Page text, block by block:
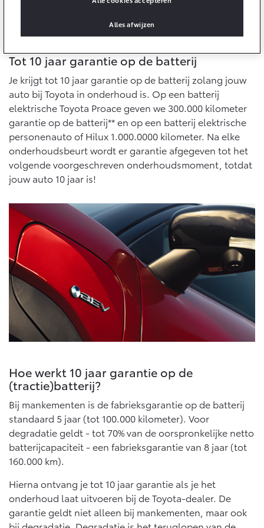
HYBRIDE
Vanaf € 39.995,-
Toyota C-HR
OOK ALS PLUG-IN
Vanaf € 36.495,-
Toyota C-HR+
BATTERIJ-ELEKTRISCH
Vanaf € 37.995,-
RAV4
Vanaf € 49.995,-
bZ4X
BATTERIJ-ELEKTRISCH
Vanaf € 39.995,-
bZ4X Touring
BATTERIJ-ELEKTRISCH
Mirai
WATERSTOF-ELEKTRISCH
Proace City (excl. BTW)
OOK ALS BATTERIJ-
ELEKTRISCH
10 jaar batterijgarantie
Toyota fabrieksgarantie
Onderdelen & Accessoires
Onderdelen
Accessoires
Banden
Connected
MyToyota login
MyToyota App
Abonnementen
Multimedia
Connected check
Navigatie updates
Verzekeren
Toyota Autoverzekering
Toyota Hybride Autoverzekering
Bedrijfswagens op maat
Financieren of leasen
Verzekeren
Tot 10 jaar garantie op de batterij
Je krijgt tot 10 jaar garantie op de batterij zolang jouw
auto bij Toyota in onderhoud is. Op een batterij
elektrische Toyota Proace geven we 300.000 kilometer
garantie op de batterij** en op een batterij elektrische
personenauto of Hilux 1.000.0000 kilometer. Na elke
onderhoudsbeurt wordt er garantie afgegeven tot het
volgende voorgeschreven onderhoudsmoment, totdat
jouw auto 10 jaar is!
Hoe werkt 10 jaar garantie op de
(tractie)batterij?
Bij mankementen is de fabrieksgarantie op de batterij
standaard 5 jaar (tot 100.000 kilometer). Voor
degradatie geldt - tot 70% van de oorspronkelijke netto
batterijcapaciteit - een fabrieksgarantie van 8 jaar (tot
160.000 km).
Hierna ontvang je tot 10 jaar garantie als je het
onderhoud laat uitvoeren bij de Toyota-dealer. De
garantie geldt niet alleen bij mankementen, maar ook
Alles afwijzen